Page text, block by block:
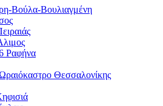
Βούλα-Βουλιαγμένη
Ραφήνα
Θεσσαλονίκης